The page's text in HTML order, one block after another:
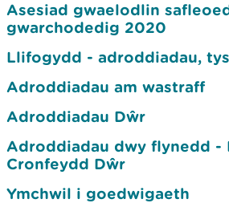
Asesiad gwaelodlin
gwarchodedig 2020
Llifogydd - adroddiadau,
Adroddiadau am wastraff
Adroddiadau Dŵr
Adroddiadau dwy flynedd -
Cronfeydd Dŵr
Ymchwil i goedwigaeth